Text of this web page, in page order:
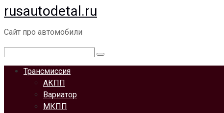
Перейти
к
контенту
rusautodetal.ru
Сайт про автомобили
Трансмиссия
АКПП
Вариатор
МКПП